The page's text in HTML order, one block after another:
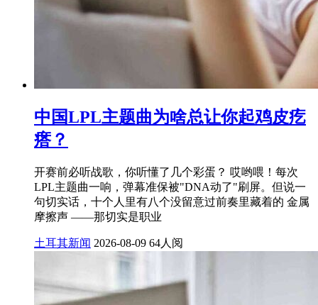
中国LPL主题曲为啥总让你起鸡皮疙
瘩？
开赛前必听战歌，你听懂了几个彩蛋？ 哎哟喂！每次
LPL主题曲一响，弹幕准保被"DNA动了"刷屏。但说一
句切实话，十个人里有八个没留意过前奏里藏着的 金属
摩擦声 ——那切实是职业
土耳其新闻 2026-08-09 64人阅